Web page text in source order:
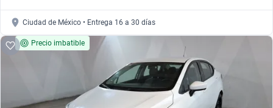
Ciudad de México • Entrega 16 a 30 días
Precio imbatible